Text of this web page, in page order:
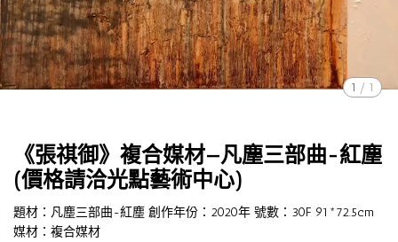
1 / 1
《張祺御》複合媒材—凡塵三部曲-紅塵
(價格請洽光點藝術中心)
題材：凡塵三部曲-紅塵 創作年份：2020年 號數：30F 91*72.5cm
媒材：複合媒材